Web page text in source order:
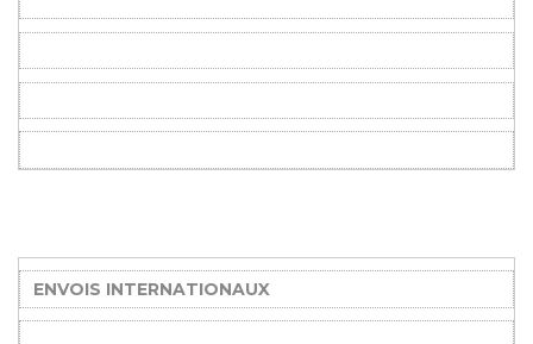
ENVOIS INTERNATIONAUX